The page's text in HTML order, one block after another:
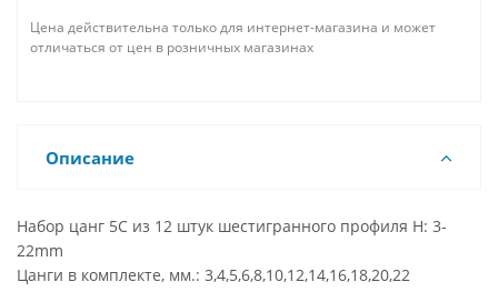
Цена действительна только для интернет-магазина и может
отличаться от цен в розничных магазинах
Описание
Набор цанг 5C из 12 штук шестигранного профиля H: 3-
22mm
Цанги в комплекте, мм.: 3,4,5,6,8,10,12,14,16,18,20,22